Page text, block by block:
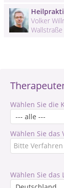
Wählen Sie die
Wählen Sie das
Wählen Sie das
Volker